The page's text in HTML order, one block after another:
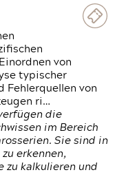
von
typischer
Fehlerquellen von
ri…
die
im Bereich
Sie sind in
erkennen,
zu kalkulieren und